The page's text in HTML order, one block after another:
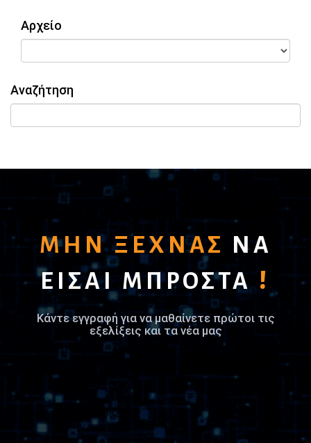
Αρχείο
Αναζήτηση
ΜΗΝ ΞΕΧΝΑΣ
ΝΑ
ΕΙΣΑΙ ΜΠΡΟΣΤΑ !
Κάντε εγγραφή για να μαθαίνετε πρώτοι τις
εξελίξεις και τα νέα μας
[mc4wp_form id="582"]